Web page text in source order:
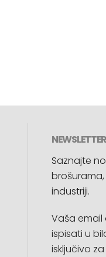
NEWSLETTER
Saznajte
industriji.
Vaša email
ispisati u
isključivo